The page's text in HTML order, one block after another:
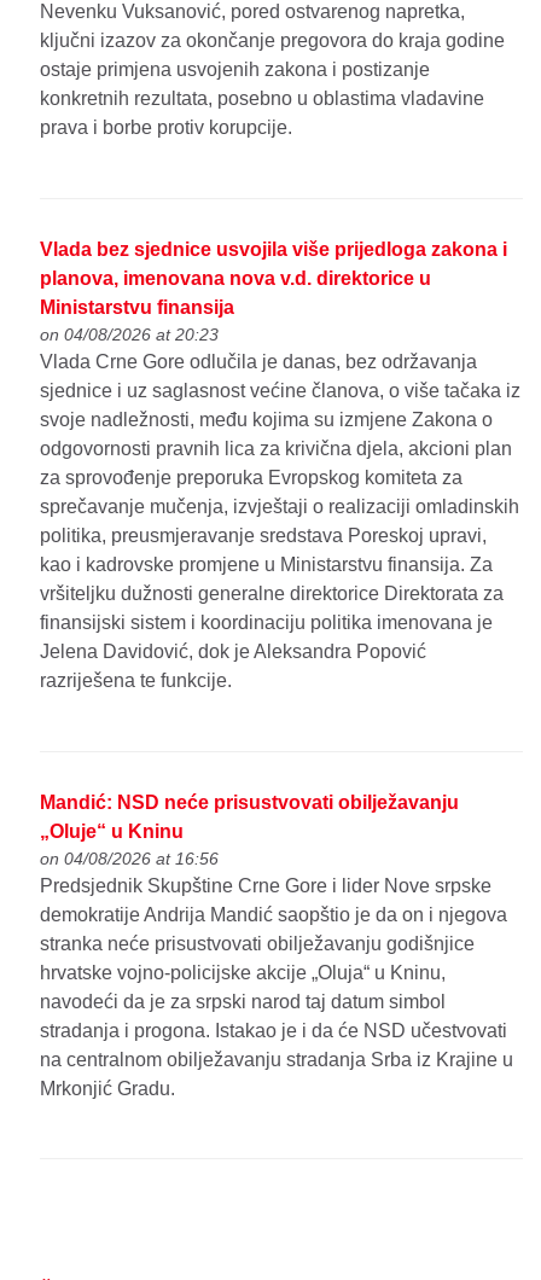
Nevenku Vuksanović, pored ostvarenog napretka,
ključni izazov za okončanje pregovora do kraja godine
ostaje primjena usvojenih zakona i postizanje
konkretnih rezultata, posebno u oblastima vladavine
prava i borbe protiv korupcije.
Vlada bez sjednice usvojila više prijedloga zakona i
planova, imenovana nova v.d. direktorice u
Ministarstvu finansija
on 04/08/2026 at 20:23
Vlada Crne Gore odlučila je danas, bez održavanja
sjednice i uz saglasnost većine članova, o više tačaka iz
svoje nadležnosti, među kojima su izmjene Zakona o
odgovornosti pravnih lica za krivična djela, akcioni plan
za sprovođenje preporuka Evropskog komiteta za
sprečavanje mučenja, izvještaji o realizaciji omladinskih
politika, preusmjeravanje sredstava Poreskoj upravi,
kao i kadrovske promjene u Ministarstvu finansija. Za
vršiteljku dužnosti generalne direktorice Direktorata za
finansijski sistem i koordinaciju politika imenovana je
Jelena Davidović, dok je Aleksandra Popović
razriješena te funkcije.
Mandić: NSD neće prisustvovati obilježavanju
„Oluje“ u Kninu
on 04/08/2026 at 16:56
Predsjednik Skupštine Crne Gore i lider Nove srpske
demokratije Andrija Mandić saopštio je da on i njegova
stranka neće prisustvovati obilježavanju godišnjice
hrvatske vojno-policijske akcije „Oluja“ u Kninu,
navodeći da je za srpski narod taj datum simbol
stradanja i progona. Istakao je i da će NSD učestvovati
na centralnom obilježavanju stradanja Srba iz Krajine u
Mrkonjić Gradu.